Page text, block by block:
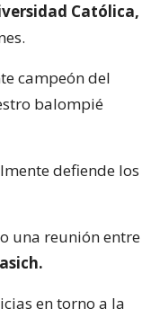
Católica,
campeón del
balompié
defiende los
una reunión entre
en torno a la